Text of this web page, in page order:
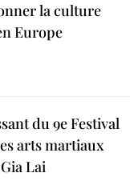
la culture
Europe
du 9e Festival
arts martiaux
Lai